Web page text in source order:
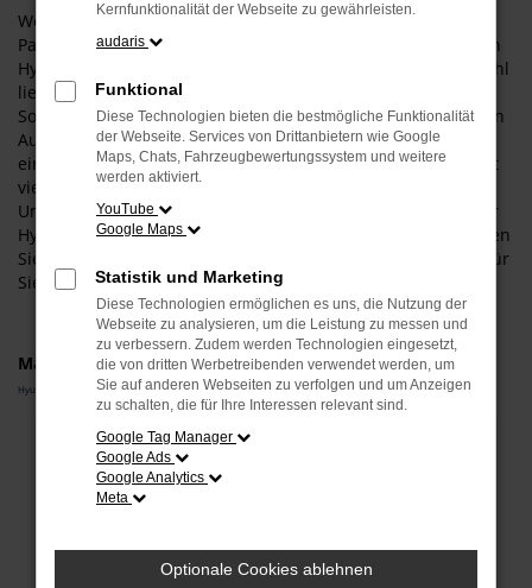
Wenn Sie in einem sicheren und zuverlässigen Fahrzeug in
Passau unterwegs sein möchten, empfehlen wir Ihnen einen
Hyundai i30 Gebrauchtwagen. Der Grund für unsere Auswahl
liegt vor allem in der hohen Qualität dieses Fahrzeugs.
Sowohl in der aktuellen Modellgeneration als auch in älteren
Auflagen punktet dieses Fahrzeug mit 1a- Verarbeitung und
einer überaus fortschrittlichen Technik. Als Autohändler mit
viel Erfahrung und einer tiefen Verankerung in Passau und
Umgebung sind wir gerne bereit, Ihnen die Vorzüge unserer
Hyundai i30 Gebrauchtwagen vor Ort zu erläutern. Wir lassen
Sie einsteigen und halten oftmals gleich mehrere Modelle für
Sie auf Lager.
Marken
Hyundai
Fehler: Network Error
Beim Laden ist ein Fehler aufgetreten.
Überprüfe deine Firewall und deine
Kernfunktionalität der Webseite zu gewährleisten.
audaris
Funktional
Diese Technologien bieten die bestmögliche Funktionalität
der Webseite. Services von Drittanbietern wie Google
Maps, Chats, Fahrzeugbewertungssystem und weitere
werden aktiviert.
YouTube
Google Maps
Statistik und Marketing
Diese Technologien ermöglichen es uns, die Nutzung der
Webseite zu analysieren, um die Leistung zu messen und
zu verbessern. Zudem werden Technologien eingesetzt,
die von dritten Werbetreibenden verwendet werden, um
Sie auf anderen Webseiten zu verfolgen und um Anzeigen
zu schalten, die für Ihre Interessen relevant sind.
Google Tag Manager
Google Ads
Google Analytics
Meta
Optionale Cookies ablehnen